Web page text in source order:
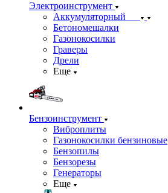
Электроинструмент
Аккумуляторный
Бетономешалки
Газонокосилки
Граверы
Дрели
Еще
Бензоинструмент
Виброплиты
Газонокосилки бензиновые
Бензопилы
Бензорезы
Генераторы
Еще